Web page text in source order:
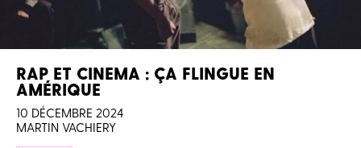
RAP ET CINEMA : ÇA FLINGUE EN
AMÉRIQUE
10 DÉCEMBRE 2024
MARTIN VACHIERY